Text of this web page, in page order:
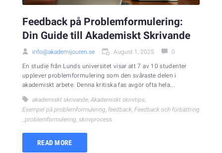
Feedback på Problemformulering:
Din Guide till Akademiskt Skrivande
info@akademijouren.se August 1, 2025 0
En studie från Lunds universitet visar att 7 av 10 studenter
upplever problemformulering som den svåraste delen i
akademiskt arbete. Denna kritiska fas avgör ofta hela...
akademiskt skrivande, Akademiskt skrivtips,
Exempel på problemformulering, feedback, Feedback och förbättring
, problemformulering, skrivprocess
READ MORE